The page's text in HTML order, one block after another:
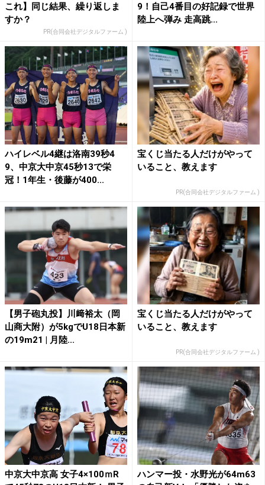
これ】同じ結果、繰り返しま
すか？
PR(合同会社デジタルファーム )
9！自己4番目の好記録で世界
陸上へ弾み 走高跳...
ハイレベル4継は洛南39秒4
9、中京大中京45秒13で栄
冠！1年生・後藤が400...
宝くじ当たる人だけがやって
いること、教えます
PR(合同会社デジタルファーム )
【男子砲丸投】川﨑裕太（岡
山商大附）が5kgでU18日本新
の19m21 | 月陸...
宝くじ当たる人だけがやって
いること、教えます
PR(合同会社デジタルファーム )
中京大中京高 女子4×100ｍR
ハンマー投・水野光が64m63